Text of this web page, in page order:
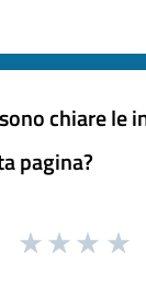
chiare le
pagina?